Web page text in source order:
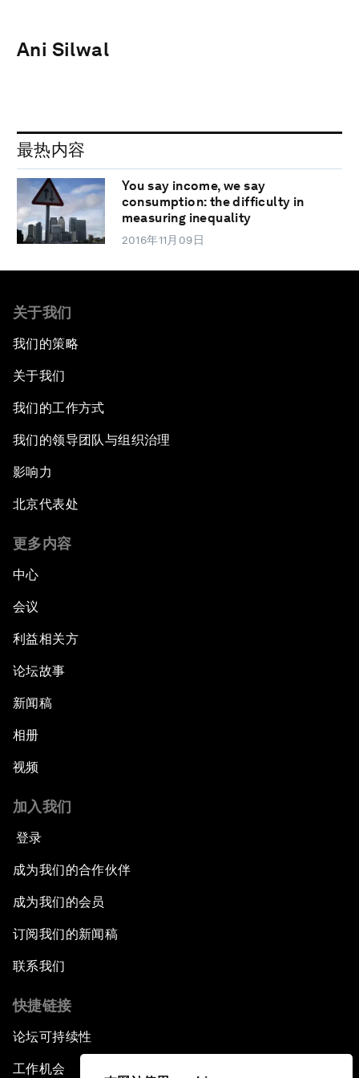
Ani Silwal
最热内容
You say income, we say
consumption: the difficulty in
measuring inequality
2016年11月09日
关于我们
我们的策略
关于我们
我们的工作方式
我们的领导团队与组织治理
影响力
北京代表处
更多内容
中心
会议
利益相关方
论坛故事
新闻稿
相册
视频
加入我们
登录
成为我们的合作伙伴
成为我们的会员
订阅我们的新闻稿
联系我们
快捷链接
论坛可持续性
工作机会